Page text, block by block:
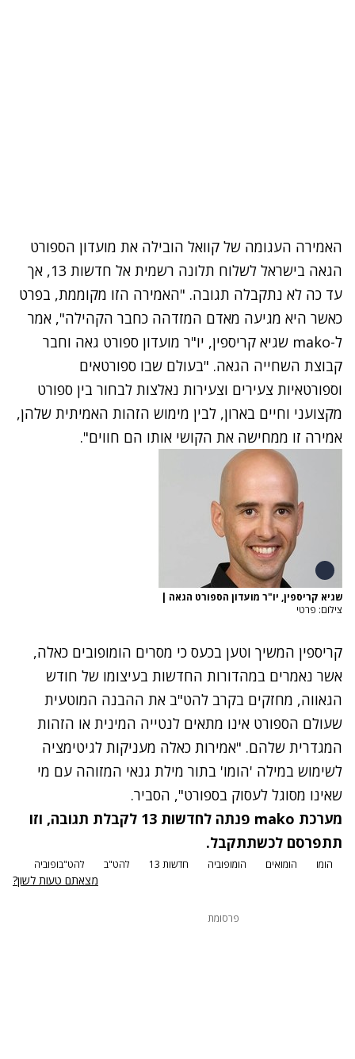
האמירה העגומה של קוואל הובילה את מועדון הספורט
הגאה בישראל לשלוח תלונה רשמית אל חדשות 13, אך
עד כה לא נתקבלה תגובה. "האמירה הזו מקוממת, בפרט
כאשר היא מגיעה מאדם המזדהה כחבר הקהילה", אמר
ל-mako שגיא קריספין, יו"ר מועדון ספורט גאה וחבר
קבוצת השחייה הגאה. "בעולם שבו ספורטאים
וספורטאיות צעירים וצעירות נאלצות לבחור בין ספורט
מקצועני וחיים בארון, לבין מימוש הזהות האמיתית שלהן,
אמירה זו ממחישה את הקושי אותו הם חווים".
שגיא קריספין, יו"ר מועדון הספורט הגאה |
צילום: פרטי
קריספין המשיך וטען בכעס כי מסרים הומופובים כאלה,
אשר נאמרים במהדורות החדשות בעיצומו של חודש
הגאווה, מחזקים בקרב להט"ב את ההבנה המוטעית
שעולם הספורט אינו מתאים לנטייה המינית או הזהות
המגדרית שלהם. "אמירות כאלה מעניקות לגיטימציה
לשימוש במילה 'הומו' בתור מילת גנאי המזוהה עם מי
שאינו מסוגל לעסוק בספורט", הסביר.
מערכת mako פנתה לחדשות 13 לקבלת תגובה, וזו
תתפרסם לכשתתקבל.
הומו הומואים הומופוביה חדשות 13 להט"ב להט"בופוביה
מצאתם טעות לשון?
פרסומת